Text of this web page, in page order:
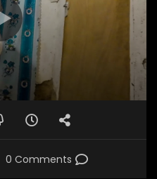
0 Comments